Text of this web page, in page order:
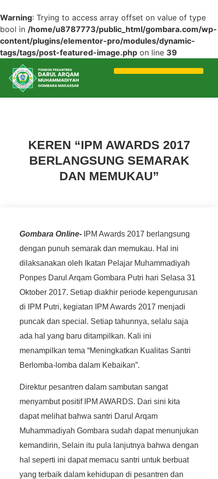
Warning: Trying to access array offset on value of type
bool in /home/u8787773/public_html/gombara.com/wp-
content/plugins/elementor-pro/modules/dynamic-
tags/tags/post-featured-image.php on line 39
KEREN “IPM AWARDS 2017
BERLANGSUNG SEMARAK
DAN MEMUKAU”
Gombara Online- IPM Awards 2017 berlangsung
dengan punuh semarak dan memukau. Hal ini
dilaksanakan oleh Ikatan Pelajar Muhammadiyah
Ponpes Darul Arqam Gombara Putri hari Selasa 31
Oktober 2017. Setiap diakhir periode kepengurusan
di IPM Putri, kegiatan IPM Awards 2017 menjadi
puncak dan special. Setiap tahunnya, selalu saja
ada hal yang baru ditampilkan. Kali ini
menampilkan tema “Meningkatkan Kualitas Santri
Berlomba-lomba dalam Kebaikan”.
Direktur pesantren dalam sambutan sangat
menyambut positif IPM AWARDS. Dari sini kita
dapat melihat bahwa santri Darul Arqam
Muhammadiyah Gombara sudah dapat menunjukan
kemandirin, Selain itu pula lanjutnya bahwa dengan
hal seperti ini dapat memacu santri untuk berbuat
yang terbaik dalam kehidupan di pesantren dan